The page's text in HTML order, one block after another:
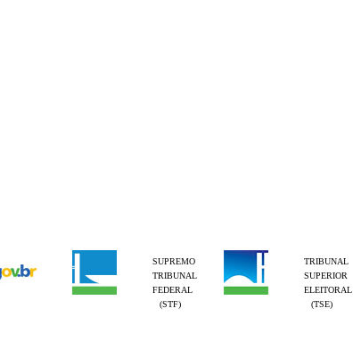
SUPREMO
TRIBUNAL
FEDERAL
(STF)
TRIBUNAL
SUPERIOR
ELEITORAL
(TSE)